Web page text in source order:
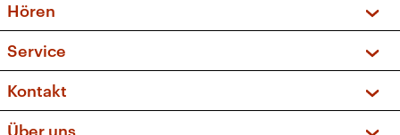
Sendungen und Podcasts
Musikliste
Kakadu – Das Kinderprogramm
Hören
Frequenzen (UKW + DAB+)
Service
FAQ
Apps
Kontakt
Über uns